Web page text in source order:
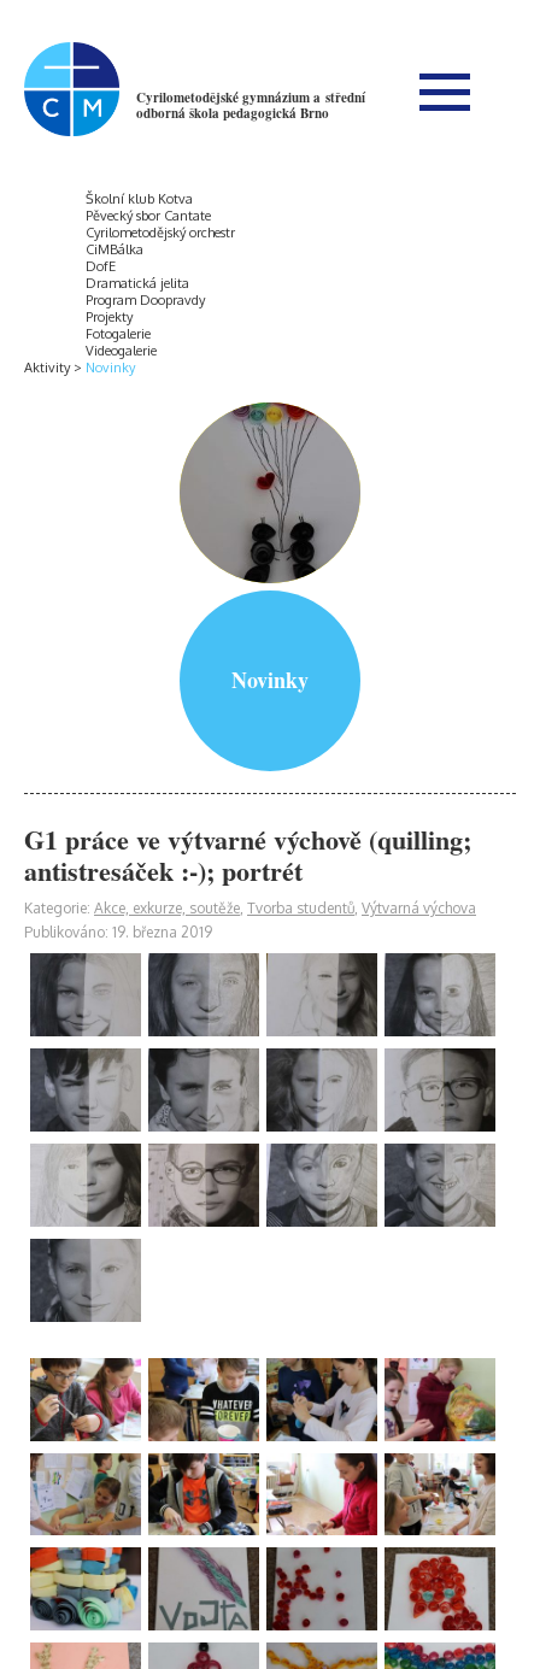
Cyrilometodějské gymnázium a střední
odborná škola pedagogická Brno
Aktivity
Školní klub Kotva
Pěvecký sbor Cantate
Cyrilometodějský orchestr
CiMBálka
DofE
Dramatická jelita
Program Doopravdy
Projekty
Fotogalerie
Videogalerie
Novinky
Novinky
G1 práce ve výtvarné výchově (quilling;
antistresáček :-); portrét
Kategorie: Akce, exkurze, soutěže, Tvorba studentů, Výtvarná výchova
Publikováno: 19. března 2019